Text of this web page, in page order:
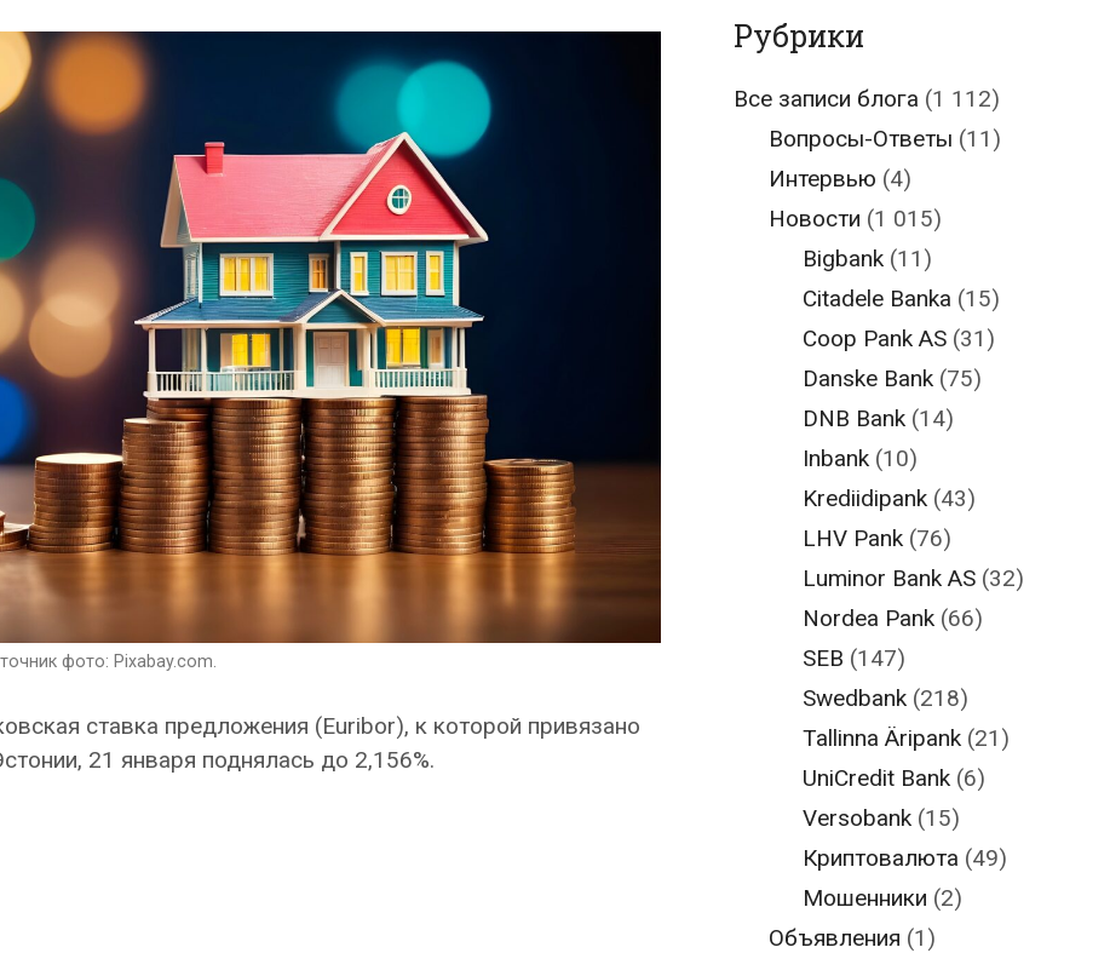
фото: Pixabay.com.
ставка предложения (Euribor), к которой привязано
21 января поднялась до 2,156%.
Рубрики
Все записи блога (1 112)
Вопросы-Ответы (11)
Интервью (4)
Новости (1 015)
Bigbank (11)
Citadele Banka (15)
Coop Pank AS (31)
Danske Bank (75)
DNB Bank (14)
Inbank (10)
Krediidipank (43)
LHV Pank (76)
Luminor Bank AS (32)
Nordea Pank (66)
SEB (147)
Swedbank (218)
Tallinna Äripank (21)
UniCredit Bank (6)
Versobank (15)
Криптовалюта (49)
Мошенники (2)
Объявления (1)